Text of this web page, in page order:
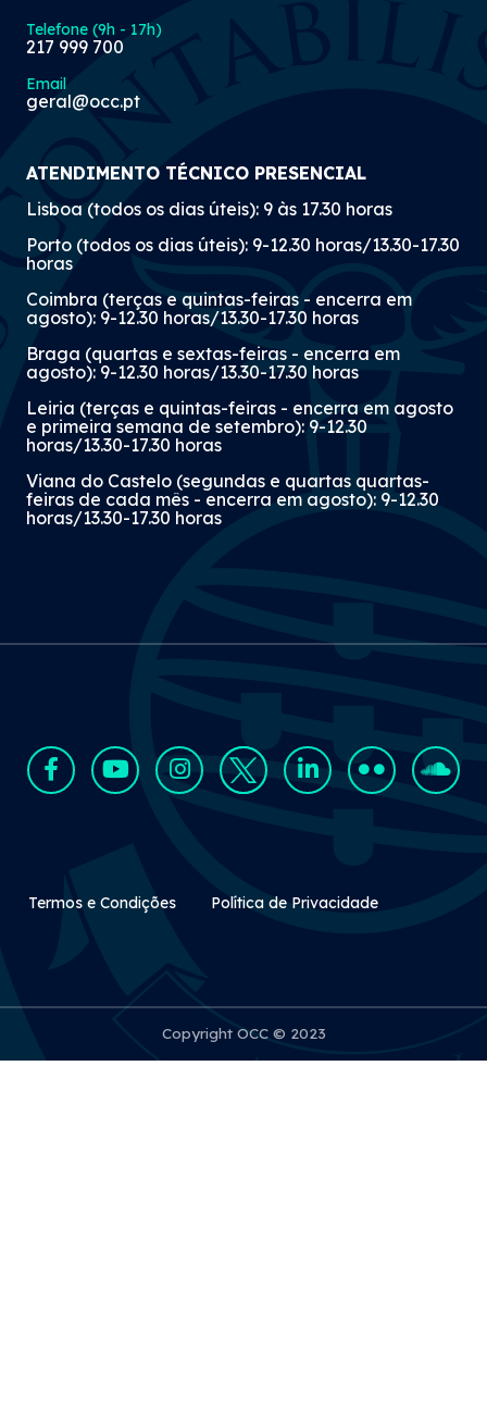
Telefone (9h - 17h)
217 999 700
Email
geral@occ.pt
ATENDIMENTO TÉCNICO PRESENCIAL
Lisboa (todos os dias úteis): 9 às 17.30 horas
Porto (todos os dias úteis): 9-12.30 horas/13.30-17.30
horas
Coimbra (terças e quintas-feiras - encerra em
agosto): 9-12.30 horas/13.30-17.30 horas
Braga (quartas e sextas-feiras - encerra em
agosto): 9-12.30 horas/13.30-17.30 horas
Leiria (terças e quintas-feiras - encerra em agosto
e primeira semana de setembro): 9-12.30
horas/13.30-17.30 horas
Viana do Castelo (segundas e quartas quartas-
feiras de cada mês - encerra em agosto): 9-12.30
horas/13.30-17.30 horas
Rodapé Secundário
Termos e Condições Política de Privacidade
Copyright OCC © 2023